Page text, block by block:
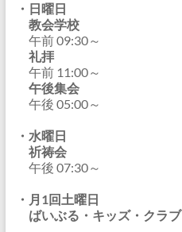
・日曜日
教会学校
午前 09:30～
礼拝
午前 11:00～
午後集会
午後 05:00～
・水曜日
祈祷会
午後 07:30～
・月1回土曜日
ばいぶる・キッズ・クラブ